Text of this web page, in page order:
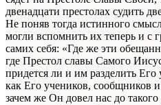
двенадцати престолах судить
Не поняв тогда истинного
могли вспомнить их теперь и с
самих себя: «Где же эти
где Престол славы Самого
придется ли и им разделить
как Его учеников, сообщников
зачем же Он довел нас до